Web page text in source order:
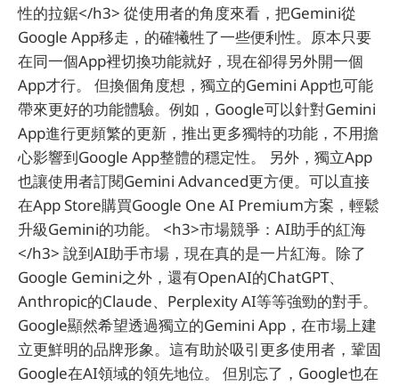
性的拉鋸</h3> 從使用者的角度來看，把Gemini從
Google App移走，的確犧牲了一些便利性。原本只要
在同一個App裡切換功能就好，現在卻得另外開一個
App才行。 但換個角度想，獨立的Gemini App也可能
帶來更好的功能體驗。例如，Google可以針對Gemini
App進行更頻繁的更新，推出更多獨特的功能，不用擔
心影響到Google App整體的穩定性。 另外，獨立App
也讓使用者訂閱Gemini Advanced更方便。可以直接
在App Store購買Google One AI Premium方案，輕鬆
升級Gemini的功能。 <h3>市場競爭：AI助手的紅海
</h3> 說到AI助手市場，現在真的是一片紅海。除了
Google Gemini之外，還有OpenAI的ChatGPT、
Anthropic的Claude、Perplexity AI等等強勁的對手。
Google顯然希望透過獨立的Gemini App，在市場上建
立更鮮明的品牌形象。這有助於吸引更多使用者，鞏固
Google在AI領域的領先地位。 但別忘了，Google也在